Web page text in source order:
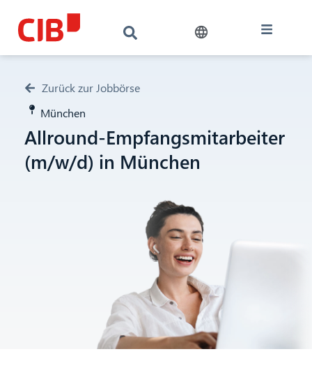
Zurück zur Jobbörse
München
Allround-Empfangsmitarbeiter
(m/w/d) in München